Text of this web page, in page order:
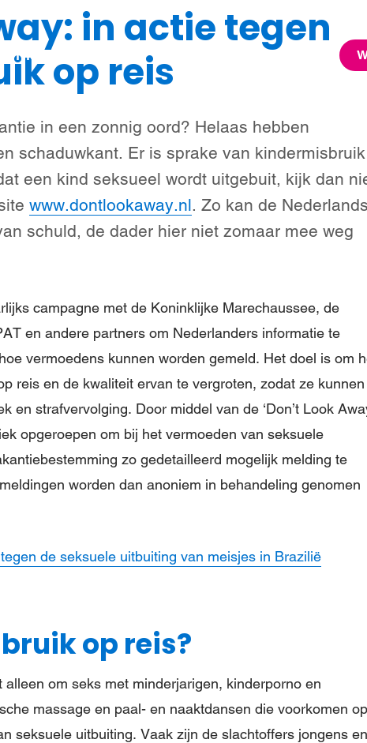
Nieuws & verhalen
in actie tegen
op reis
in een zonnig oord? Helaas hebben
schaduwkant. Er is sprake van kindermisbruik
een kind seksueel wordt uitgebuit, kijk dan
www.dontlookaway.nl. Zo kan de
schuld, de dader hier niet zomaar mee weg
campagne met de Koninklijke Marechaussee, de
en andere partners om Nederlanders informatie te
vermoedens kunnen worden gemeld. Het doel is om
reis en de kwaliteit ervan te vergroten, zodat ze kunnen
en strafvervolging. Door middel van de ‘Don’t Look
opgeroepen om bij het vermoeden van seksuele
zo gedetailleerd mogelijk melding te
worden dan anoniem in behandeling genomen
de seksuele uitbuiting van meisjes in Brazilië
op reis?
om seks met minderjarigen, kinderporno en
massage en paal- en naaktdansen die voorkomen op
seksuele uitbuiting. Vaak zijn de slachtoffers jongens en